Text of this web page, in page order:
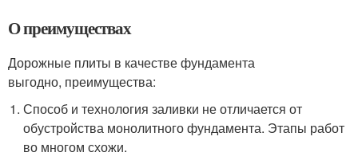
О преимуществах
Дорожные плиты в качестве фундамента
выгодно, преимущества:
Способ и технология заливки не отличается от
обустройства монолитного фундамента. Этапы работ
во многом схожи.